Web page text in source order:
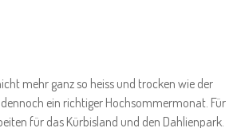
mehr ganz so heiss und trocken wie der
ein richtiger Hochsommermonat. Für
für das Kürbisland und den Dahlienpark.